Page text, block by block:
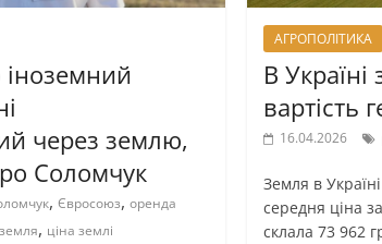
через землю,
Соломчук
, Євросоюз, оренда
, ціна землі
АГРОПОЛІТИКА
В
вартість
16.04.2026
Земля в
середня ціна
склала 73 962